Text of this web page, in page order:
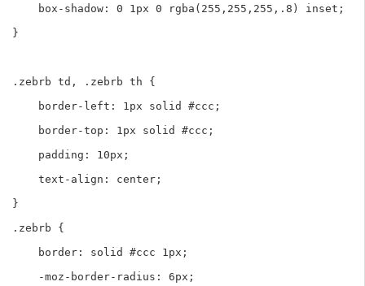
box-shadow: 0 1px 0 rgba(255,255,255,.8)
}
.zebrb td, .zebrb th {
    border-left: 1px solid #ccc;
    border-top: 1px solid #ccc;
    padding: 10px;
    text-align: center;
}
.zebrb {
    border: solid #ccc 1px;
    -moz-border-radius: 6px;